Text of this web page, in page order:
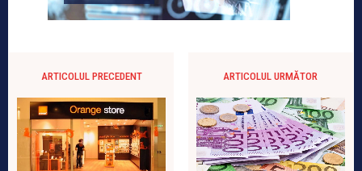
ARTICOLUL PRECEDENT ARTICOLUL URMĂTOR